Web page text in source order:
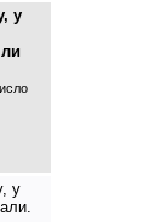
у
у